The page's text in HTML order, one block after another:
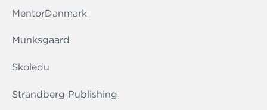
MentorDanmark
Munksgaard
Skoledu
Strandberg Publishing